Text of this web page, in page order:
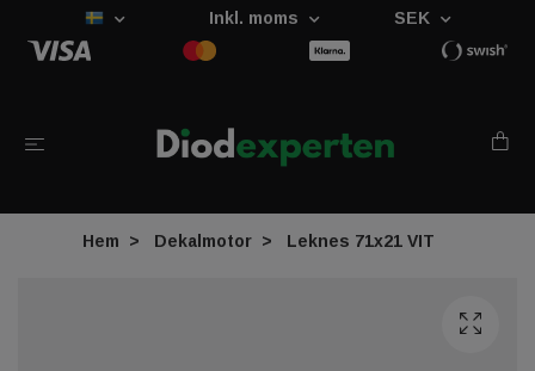
Inkl. moms SEK
Hem Dekalmotor Leknes 71x21 VIT